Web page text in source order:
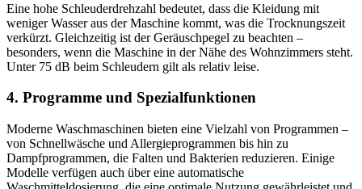
Eine hohe Schleuderdrehzahl bedeutet, dass die Kleidung mit
weniger Wasser aus der Maschine kommt, was die Trocknungszeit
verkürzt. Gleichzeitig ist der Geräuschpegel zu beachten –
besonders, wenn die Maschine in der Nähe des Wohnzimmers steht.
Unter 75 dB beim Schleudern gilt als relativ leise.
4. Programme und Spezialfunktionen
Moderne Waschmaschinen bieten eine Vielzahl von Programmen –
von Schnellwäsche und Allergieprogrammen bis hin zu
Dampfprogrammen, die Falten und Bakterien reduzieren. Einige
Modelle verfügen auch über eine automatische